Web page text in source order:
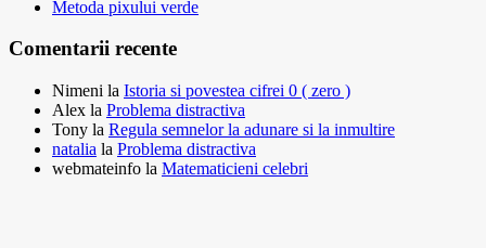
Metoda pixului verde
Comentarii recente
Nimeni la Istoria si povestea cifrei 0 ( zero )
Alex la Problema distractiva
Tony la Regula semnelor la adunare si la inmultire
natalia la Problema distractiva
webmateinfo la Matematicieni celebri